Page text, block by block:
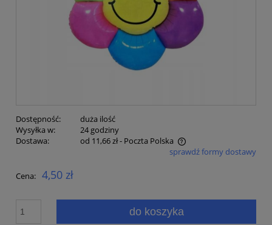
Dostępność:
duża ilość
Wysyłka w:
24 godziny
Dostawa:
od 11,66 zł- Poczta Polska
Cena nie zawiera ewentualnych kosztów płatnościsprawdź formy dostawy
Cena: 4,50 zł
do koszyka